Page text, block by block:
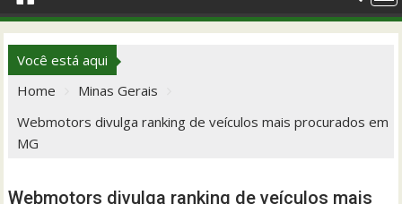
Você está aqui
Home
Minas Gerais
Webmotors divulga ranking de veículos mais procurados em
MG
Webmotors divulga ranking de veículos mais